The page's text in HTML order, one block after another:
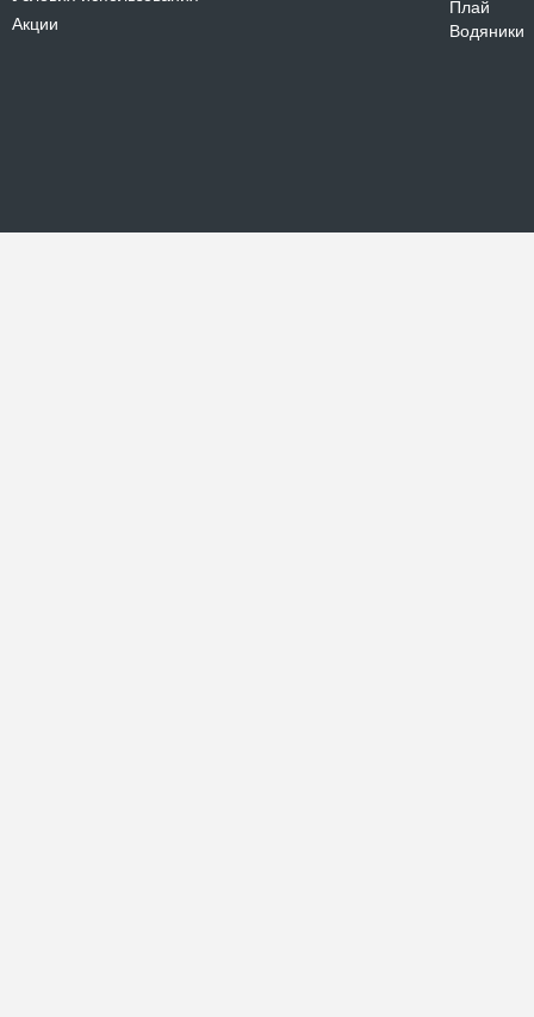
Акции
Плай
Водяники